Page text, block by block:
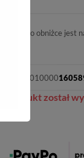
Cena po obniżce jest
2010000
Produkt został